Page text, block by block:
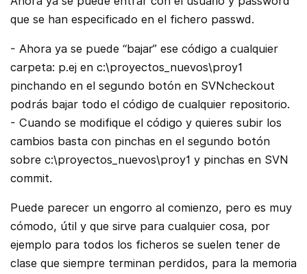
que se han especificado en el fichero passwd.
- Ahora ya se puede “bajar” ese código a cualquier
carpeta: p.ej en c:\proyectos_nuevos\proy1
pinchando en el segundo botón en SVNcheckout
podrás bajar todo el código de cualquier repositorio.
- Cuando se modifique el código y quieres subir los
cambios basta con pinchas en el segundo botón
sobre c:\proyectos_nuevos\proy1 y pinchas en SVN
commit.
Puede parecer un engorro al comienzo, pero es muy
cómodo, útil y que sirve para cualquier cosa, por
ejemplo para todos los ficheros se suelen tener de
clase que siempre terminan perdidos, para la memoria